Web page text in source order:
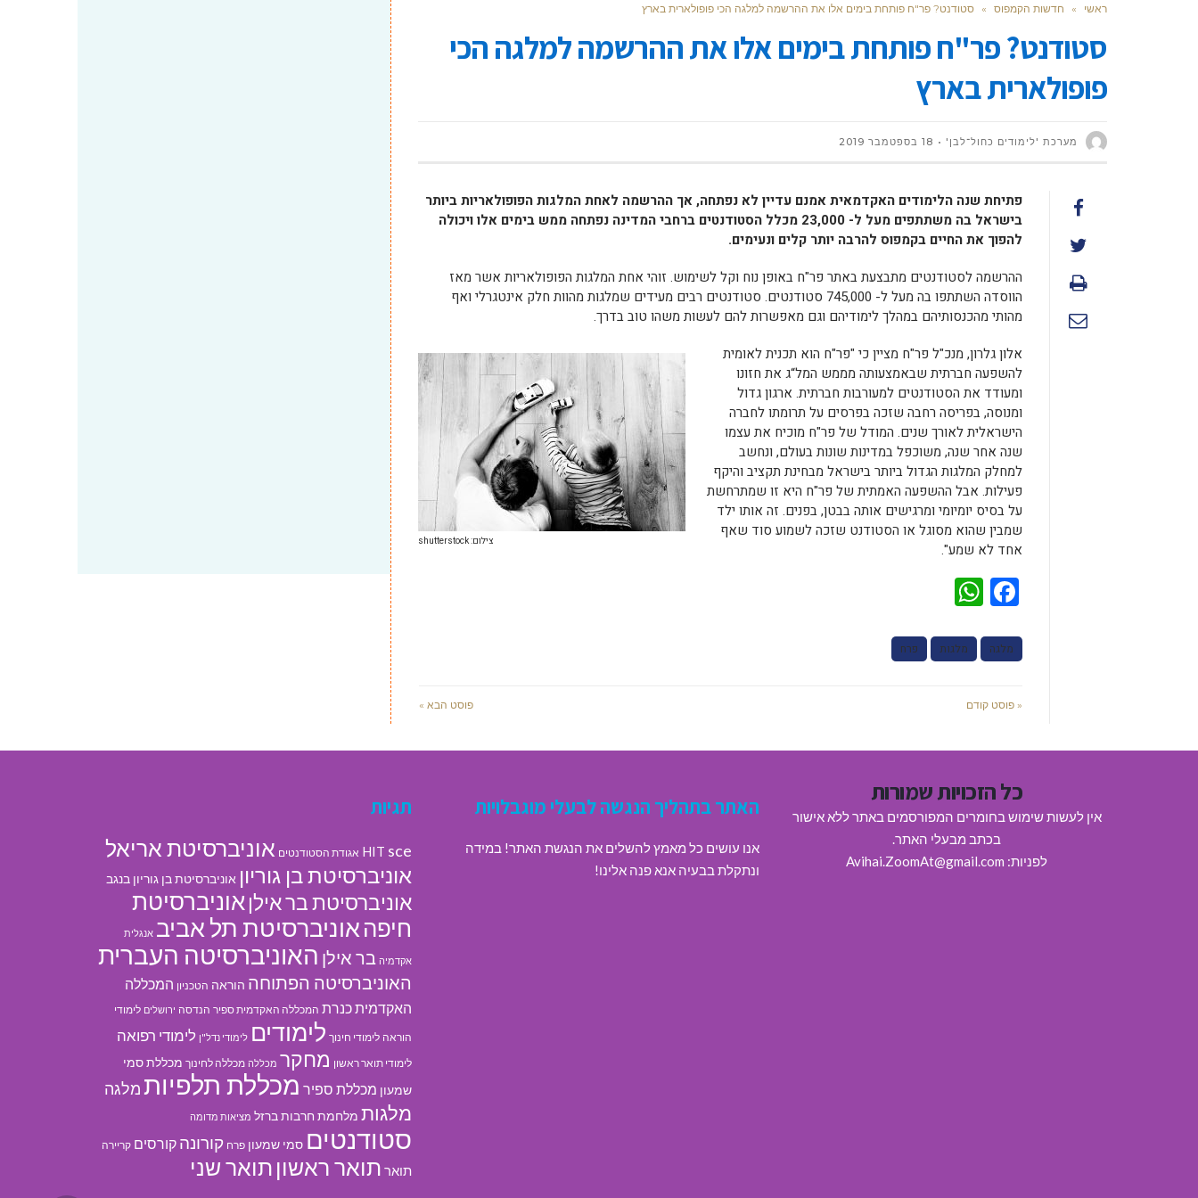
ראשי » חדשות הקמפוס » סטודנט? פר"ח פותחת בימים אלו את ההרשמה למלגה הכי פופולארית בארץ
סטודנט? פר"ח פותחת בימים אלו את ההרשמה למלגה הכי
פופולארית בארץ
מערכת 'לימודים כחול־לבן' 18 בספטמבר 2019
פתיחת שנה הלימודים האקדמאית אמנם עדיין לא נפתחה, אך ההרשמה לאחת המלגות הפופולאריות ביותר
בישראל בה משתתפים מעל ל- 23,000 מכלל הסטודנטים ברחבי המדינה נפתחה ממש בימים אלו ויכולה
להפוך את החיים בקמפוס להרבה יותר קלים ונעימים.
ההרשמה לסטודנטים מתבצעת באתר פר"ח באופן נוח וקל לשימוש. זוהי אחת המלגות הפופולאריות אשר מאז
הווסדה השתתפו בה מעל ל- 745,000 סטודנטים. סטודנטים רבים מעידים שמלגות מהוות חלק אינטגרלי ואף
מהותי מהכנסותיהם במהלך לימודיהם וגם מאפשרות להם לעשות משהו טוב בדרך.
צילום: shutterstock
אלון גלרון, מנכ"ל פר"ח מציין כי "פר"ח הוא תכנית לאומית
להשפעה חברתית שבאמצעותה מממש המל“ג את חזונו
ומעודד את הסטודנטים למעורבות חברתית. ארגון גדול
ומנוסה, בפריסה רחבה שזכה בפרסים על תרומתו לחברה
הישראלית לאורך שנים. המודל של פר"ח מוכיח את עצמו
שנה אחר שנה, משוכפל במדינות שונות בעולם, ונחשב
למחלק המלגות הגדול ביותר בישראל מבחינת תקציב והיקף
פעילות. אבל ההשפעה האמתית של פר"ח היא זו שמתרחשת
על בסיס יומיומי ומרגישים אותה בבטן, בפנים. זה אותו ילד
שמבין שהוא מסוגל או הסטודנט שזכה לשמוע סוד שאף
אחד לא שמע".
Facebook
מלגה מלגות פרח
« פוסט קודם פוסט הבא »
כל הזכויות שמורות
אין לעשות שימוש בחומרים המפורסמים באתר ללא אישור
בכתב מבעלי האתר.
לפניות: Avihai.ZoomAt@gmail.com
האתר בתהליך הנגשה לבעלי מוגבלויות
אנו עושים כל מאמץ להשלים את הנגשת האתר! במידה
ונתקלת בבעיה אנא פנה אלינו!
תגיות
HIT sce אגודת הסטודנטים אוניברסיטת אריאל
אוניברסיטת בן גוריון אוניברסיטת בן גוריון בנגב
אוניברסיטת בר אילן אוניברסיטת
חיפהאוניברסיטת תל אביב אנגלית
אקדמיה בר אילן האוניברסיטה העברית
האוניברסיטה הפתוחה הוראה הטכניון המכללה
האקדמית כנרת המכללה האקדמית ספיר הנדסה ירושלים לימודי
הוראה לימודי חינוך לימודים לימודי נדל"ן לימודי רפואה
לימודי תואר ראשון מחקר מכללה מכללה לחינוך מכללת סמי
שמעון מכללת ספיר מכללת תלפיותמלגה
מלגות מלחמת חרבות ברזל מציאות מדומה
סטודנטים סמי שמעון פרח קורונה קורסים קריירה
תואר תואר ראשון תואר שני